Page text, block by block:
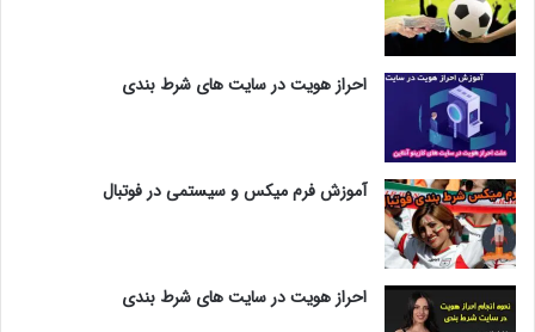
احراز هویت در سایت های شرط بندی
آموزش فرم میکس و سیستمی در فوتبال
احراز هویت در سایت های شرط بندی